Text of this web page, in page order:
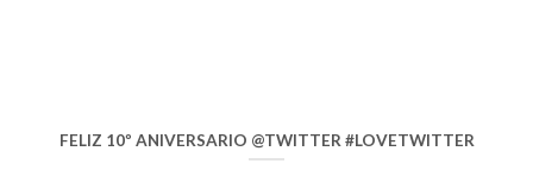
FELIZ 10º ANIVERSARIO @TWITTER #LOVETWITTER